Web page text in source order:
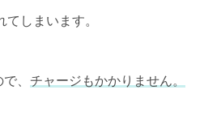
しまいます。
、 チャージもかかりません。